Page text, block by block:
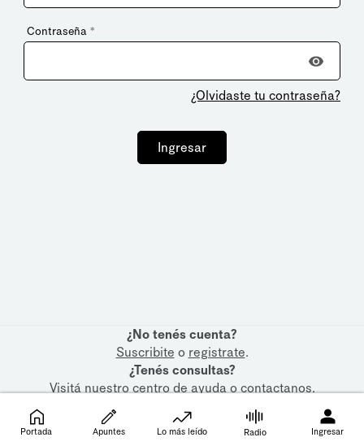
Contraseña *
¿Olvidaste tu contraseña?
Ingresar
¿No tenés cuenta?
Suscribite o registrate.
¿Tenés consultas?
Visitá nuestrocentro de ayudaocontactanos.
Portada Apuntes Lo más leído Radio Ingresar